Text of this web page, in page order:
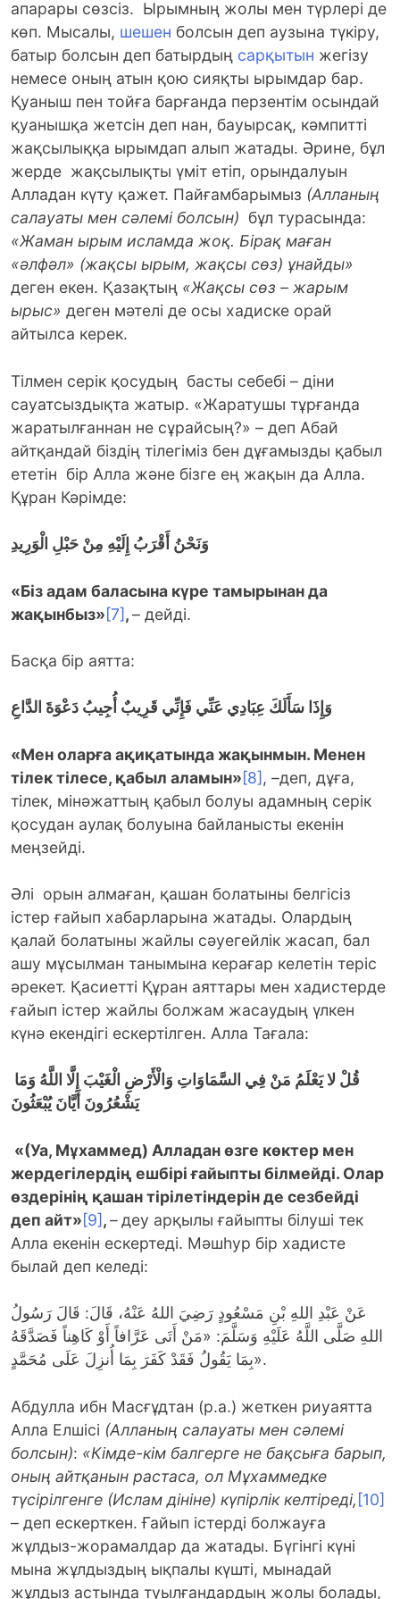
апарары сөзсіз. Ырымның жолы мен түрлері де
көп. Мысалы, шешен болсын деп аузына түкіру,
батыр болсын деп батырдың сарқытын жегізу
немесе оның атын қою сияқты ырымдар бар.
Қуаныш пен тойға барғанда перзентім осындай
қуанышқа жетсін деп нан, бауырсақ, кәмпитті
жақсылыққа ырымдап алып жатады. Әрине, бұл
жерде жақсылықты үміт етіп, орындалуын
Алладан күту қажет. Пайғамбарымыз (Алланың
салауаты мен сәлемі болсын) бұл турасында:
«Жаман ырым исламда жоқ. Бірақ маған
«әлфәл» (жақсы ырым, жақсы сөз) ұнайды»
деген екен. Қазақтың «Жақсы сөз – жарым
ырыс» деген мәтелі де осы хадиске орай
айтылса керек.
Тілмен серік қосудың басты себебі – діни
сауатсыздықта жатыр. «Жаратушы тұрғанда
жаратылғаннан не сұрайсың?» – деп Абай
айтқандай біздің тілегіміз бен дұғамызды қабыл
ететін бір Алла және бізге ең жақын да Алла.
Құран Кәрімде:
وَنَحْنُ أَقْرَبُ إِلَيْهِ مِنْ حَبْلِ الْوَرِيدِ
«Біз адам баласына күре тамырынан да
жақынбыз»[7],– дейді.
Басқа бір аятта:
وَإِذَا سَأَلَكَ عِبَادِي عَنِّي فَإِنِّي قَرِيبٌ أُجِيبُ دَعْوَةَ الدَّاعِ
«Мен оларға ақиқатында жақынмын. Менен
тілек тілесе, қабыл аламын»[8], –деп, дұға,
тілек, мінәжаттың қабыл болуы адамның серік
қосудан аулақ болуына байланысты екенін
меңзейді.
Әлі орын алмаған, қашан болатыны белгісіз
істер ғайып хабарларына жатады. Олардың
қалай болатыны жайлы сәуегейлік жасап, бал
ашу мұсылман танымына керағар келетін теріс
әрекет. Қасиетті Құран аяттары мен хадистерде
ғайып істер жайлы болжам жасаудың үлкен
күнә екендігі ескертілген. Алла Тағала:
قُلْ لا يَعْلَمُ مَنْ فِي السَّمَاوَاتِ وَالْأَرْضِ الْغَيْبَ إِلَّا اللَّهُ وَمَا
يَشْعُرُونَ أَيَّانَ يُبْعَثُونَ
«(Уа, Мұхаммед) Алладан өзге көктер мен
жердегілердің ешбірі ғайыпты білмейді. Олар
өздерінің қашан тірілетіндерін де сезбейді
деп айт»[9],–деу арқылы ғайыпты білуші тек
Алла екенін ескертеді. Мәшһур бір хадисте
былай деп келеді:
عَنْ عَبْدِ اللهِ بْنِ مَسْعُودٍ رَضِيَ اللهُ عَنْهُ، قَالَ: قَالَ رَسُولُ
اللهِ صَلَّى اللَّهُ عَلَيْهِ وَسَلَّمَ: «مَنْ أَتَى عَرَّافاً أَوْ كَاهِناً فَصَدَّقَهُ
بِمَا يَقُولُ فَقَدْ كَفَرَ بِمَا أُنزِلَ عَلَى مُحَمَّدٍ».
Абдулла ибн Масғұдтан (р.а.) жеткен риуаятта
Алла Елшісі (Алланың салауаты мен сәлемі
болсын): «Кімде-кім балгерге не бақсыға барып,
оның айтқанын растаса, ол Мұхаммедке
түсірілгенге (Ислам дініне) күпірлік келтіреді,[10]
– деп ескерткен. Ғайып істерді болжауға
жұлдыз-жорамалдар да жатады. Бүгінгі күні
мына жұлдыздың ықпалы күшті, мынадай
жұлдыз астында туылғандардың жолы болады,